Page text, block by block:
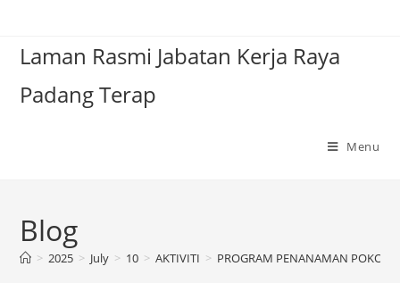
Laman Rasmi Jabatan Kerja Raya
Padang Terap
Menu
Blog
> 2025 > July > 10 > AKTIVITI > PROGRAM PENANAMAN POKOK